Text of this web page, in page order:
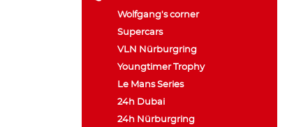
Wolfgang's corner
Supercars
VLN Nürburgring
Youngtimer Trophy
Le Mans Series
24h Dubai
24h Nürburgring